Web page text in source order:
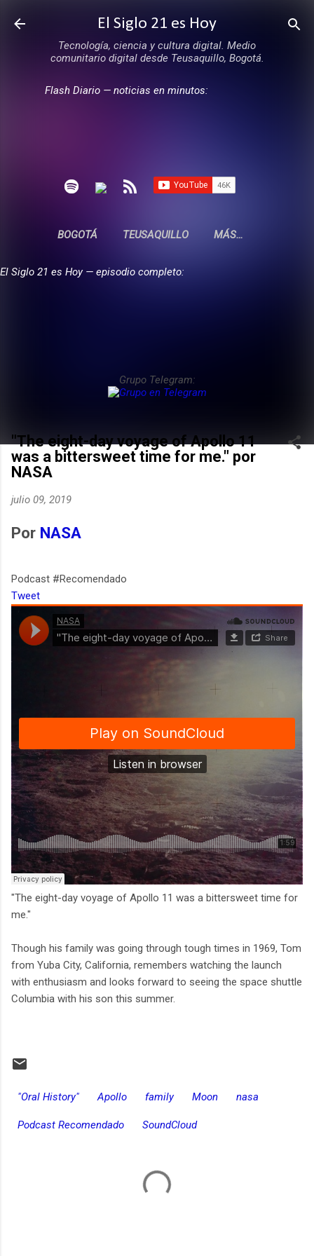
Ir al contenido principal
El Siglo 21 es Hoy
Tecnología, ciencia y cultura digital. Medio
comunitario digital desde Teusaquillo, Bogotá.
Flash Diario — noticias en minutos:
BOGOTÁ TEUSAQUILLO MÁS…
El Siglo 21 es Hoy — episodio completo:
Grupo Telegram:
"The eight-day voyage of Apollo 11
was a bittersweet time for me." por
NASA
julio 09, 2019
Por NASA
Podcast #Recomendado
Tweet
"The eight-day voyage of Apollo 11 was a bittersweet time for
me."
Though his family was going through tough times in 1969, Tom
from Yuba City, California, remembers watching the launch
with enthusiasm and looks forward to seeing the space shuttle
Columbia with his son this summer.
"Oral History" Apollo family Moon nasa
Podcast Recomendado SoundCloud